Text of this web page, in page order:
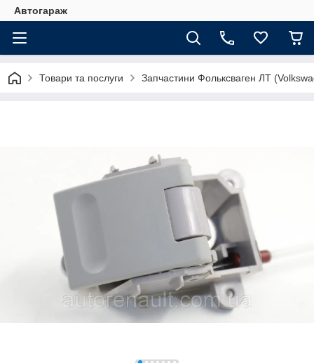
Автогараж
Товари та послуги Запчастини Фольксваген ЛТ